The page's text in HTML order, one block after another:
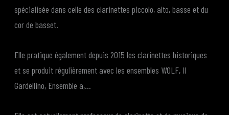
spécialisée dans celle des clarinettes piccolo, alto, basse et du
cor de basset.
Elle pratique également depuis 2015 les clarinettes historiques
et se produit régulièrement avec les ensembles WOLF, Il
Gardellino, Ensemble a,…